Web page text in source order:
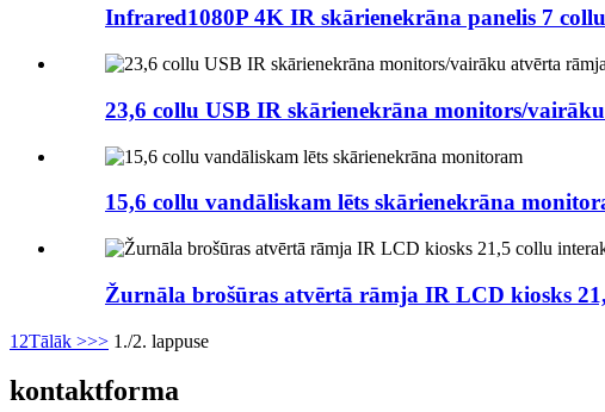
Infrared1080P 4K IR skārienekrāna panelis 7
23,6 collu USB IR skārienekrāna monitors/
15,6 collu vandāliskam lēts skārienekrāna
Žurnāla brošūras atvērtā rāmja IR LCD kiosks
1 2Tālāk >>> 1./2. lappuse
kontaktforma